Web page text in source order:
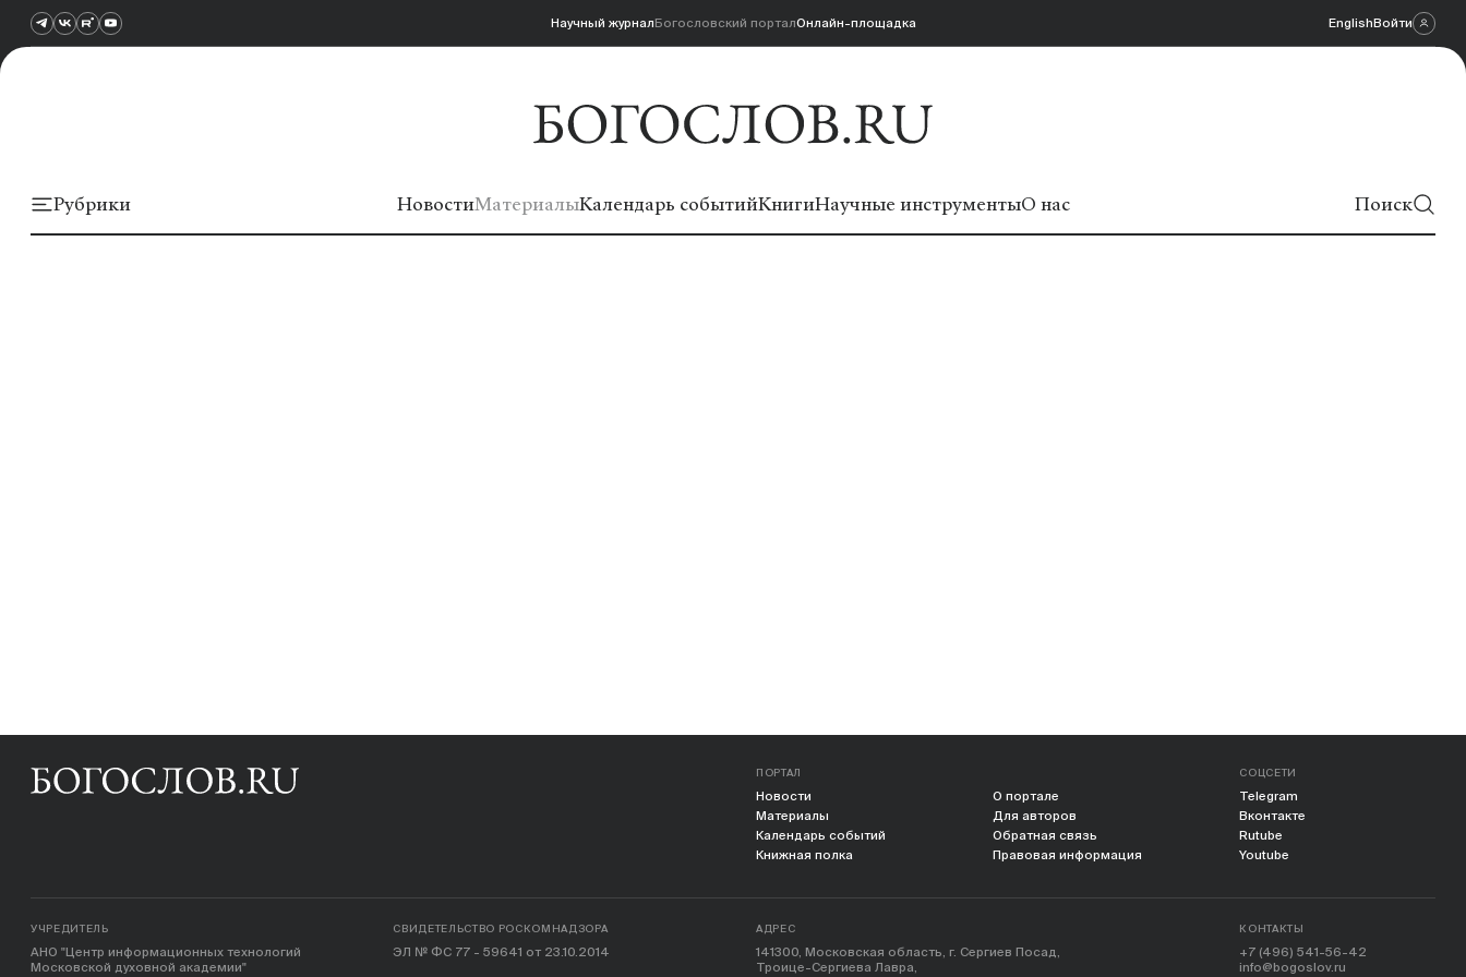
Научный журналБогословский порталОнлайн-площадка EnglishВойти
Рубрики НовостиМатериалыКалендарь событийКнигиНаучные инструментыО нас Поиск
ПОРТАЛ
Новости
Материалы
Календарь событий
Книжная полка
О портале
Для авторов
Обратная связь
Правовая информация
СОЦСЕТИ
Telegram
Вконтакте
Rutube
Youtube
УЧРЕДИТЕЛЬ
АНО "Центр информационных технологий
Московской духовной академии"
СВИДЕТЕЛЬСТВО РОСКОМНАДЗОРА
ЭЛ № ФС 77 - 59641 от 23.10.2014
АДРЕС
141300, Московская область, г. Сергиев Посад,
Троице-Сергиева Лавра,
КОНТАКТЫ
+7 (496) 541-56-42
info@bogoslov.ru